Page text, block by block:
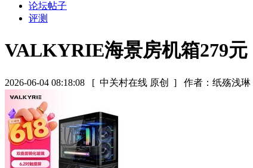
论坛帖子
评测
VALKYRIE海景房机箱279元
2026-06-04 08:18:08 [ 中关村在线 原创 ] 作者：纸殇浅琳